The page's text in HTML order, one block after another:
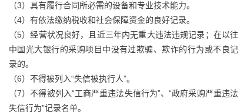
（3）具有履行合同所必需的设备和专业技术能力。
（4）有依法缴纳税收和社会保障资金的良好记录。
（5）经营状况良好，且近三年内无重大违法违规记录；在以往
中国光大银行的采购项目中没有过欺骗、欺诈的行为或不良记
录的。
（6）不得被列入“失信被执行人”。
（7）不得被列入“工商严重违法失信行为”、“政府采购严重违法
失信行为”记录名单。